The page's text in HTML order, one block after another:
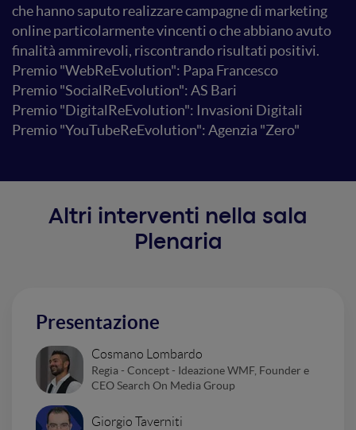
che hanno saputo realizzare campagne di marketing
online particolarmente vincenti o che abbiano avuto
finalità ammirevoli, riscontrando risultati positivi.
Premio "WebReEvolution": Papa Francesco
Premio "SocialReEvolution": AS Bari
Premio "DigitalReEvolution": Invasioni Digitali
Premio "YouTubeReEvolution": Agenzia "Zero"
Altri interventi nella sala
Plenaria
Presentazione
Cosmano Lombardo
Regia - Concept - Ideazione WMF, Founder e
CEO Search On Media Group
Giorgio Taverniti